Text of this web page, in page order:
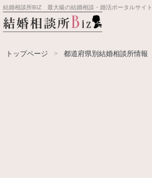
結婚相談所BIZ 最大級の結婚相談・婚活ポータルサイト
トップページ 都道府県別結婚相談所情報